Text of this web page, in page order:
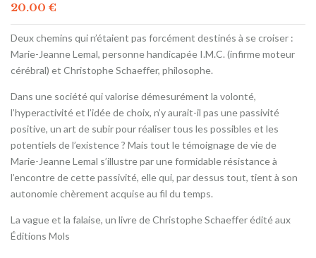
20.00 €
Deux chemins qui n’étaient pas forcément destinés à se croiser :
Marie-Jeanne Lemal, personne handicapée I.M.C. (infirme moteur
cérébral) et Christophe Schaeffer, philosophe.
Dans une société qui valorise démesurément la volonté,
l’hyperactivité et l’idée de choix, n’y aurait-il pas une passivité
positive, un art de subir pour réaliser tous les possibles et les
potentiels de l’existence ? Mais tout le témoignage de vie de
Marie-Jeanne Lemal s’illustre par une formidable résistance à
l’encontre de cette passivité, elle qui, par dessus tout, tient à son
autonomie chèrement acquise au fil du temps.
La vague et la falaise, un livre de Christophe Schaeffer édité aux
Éditions Mols